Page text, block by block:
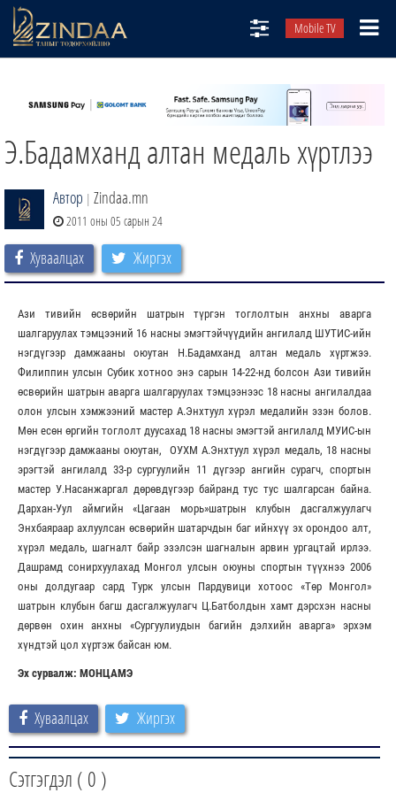
Mobile TV
ТВ8
ӨГЛӨӨНИЙ СОНИН
АУДИО ЗОХИОЛ
ЗИНДАА СЭТГҮҮЛ
Э.Бадамханд алтан медаль хүртлээ
Автор | Zindaa.mn
2011 оны 05 сарын 24
Хуваалцах Жиргэх
Ази тивийн өсвөрийн шатрын түргэн тоглолтын анхны аварга
шалгаруулах тэмцээний 16 насны эмэгтэйчүүдийн ангилалд ШУТИС-ийн
нэгдүгээр дамжааны оюутан Н.Бадамханд алтан медаль хүртжээ.
Филиппин улсын Субик хотноо энэ сарын 14-22-нд болсон Ази тивийн
өсвөрийн шатрын аварга шалгаруулах тэмцээнээс 18 насны ангилалдаа
олон улсын хэмжээний мастер А.Энхтуул хүрэл медалийн эзэн болов.
Мөн есөн өргийн тоглолт дуусахад 18 насны эмэгтэй ангилалд МУИС-ын
нэгдүгээр дамжааны оюутан, ОУХМ А.Энхтуул хүрэл медаль, 18 насны
эрэгтэй ангилалд 33-р сургуулийн 11 дүгээр ангийн сурагч, спортын
мастер У.Насанжаргал дөрөвдүгээр байранд тус тус шалгарсан байна.
Дархан-Уул аймгийн «Цагаан морь»шатрын клубын дасгалжуулагч
Энхбаяраар ахлуулсан өсвөрийн шатарчдын баг ийнхүү эх орондоо алт,
хүрэл медаль, шагналт байр эзэлсэн шагналын арвин ургацтай ирлээ.
Дашрамд сонирхуулахад Монгол улсын оюуны спортын түүхнээ 2006
оны долдугаар сард Турк улсын Пардувици хотоос «Төр Монгол»
шатрын клубын багш дасгалжуулагч Ц.Батболдын хамт дэрсхэн насны
дөрвөн охин анхны «Сургуулиудын багийн дэлхийн аварга» эрхэм
хүндтэй цол хүртэж байсан юм.
Эх сурвалж: МОНЦАМЭ
Хуваалцах Жиргэх
Сэтгэгдэл ( 0 )